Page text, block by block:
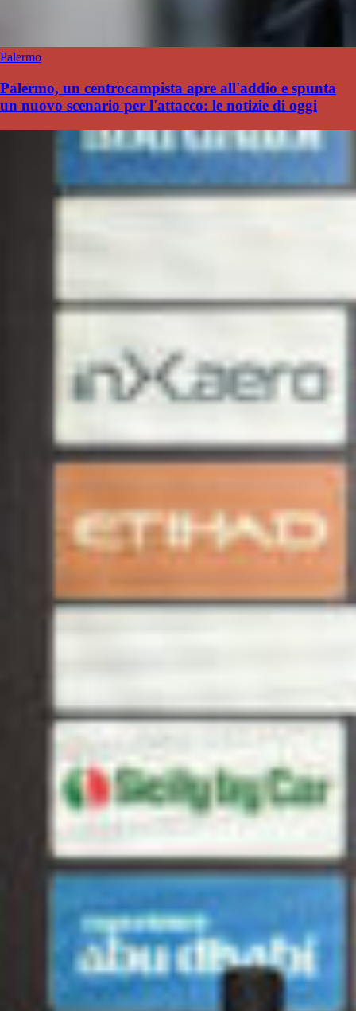
Palermo
Palermo, un centrocampista apre all'addio e spunta
un nuovo scenario per l'attacco: le notizie di oggi